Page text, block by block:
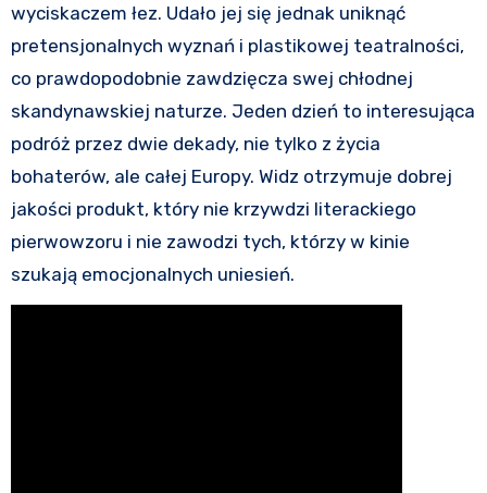
wyciskaczem łez. Udało jej się jednak uniknąć
pretensjonalnych wyznań i plastikowej teatralności,
co prawdopodobnie zawdzięcza swej chłodnej
skandynawskiej naturze. Jeden dzień to interesująca
podróż przez dwie dekady, nie tylko z życia
bohaterów, ale całej Europy. Widz otrzymuje dobrej
jakości produkt, który nie krzywdzi literackiego
pierwowzoru i nie zawodzi tych, którzy w kinie
szukają emocjonalnych uniesień.